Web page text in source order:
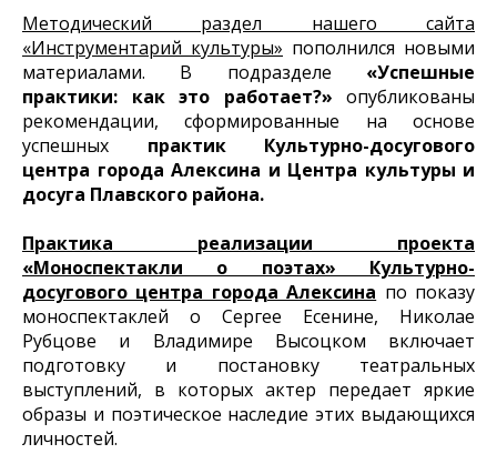
Методический раздел нашего сайта
«Инструментарий культуры» пополнился новыми
материалами. В подразделе «Успешные
практики: как это работает?» опубликованы
рекомендации, сформированные на основе
успешных практик Культурно-досугового
центра города Алексина и Центра культуры и
досуга Плавского района.
Практика реализации
проекта
«Моноспектакли о поэтах» Культурно-
досугового центра города Алексина по показу
моноспектаклей о Сергее Есенине, Николае
Рубцове и Владимире Высоцком включает
подготовку и постановку театральных
выступлений, в которых актер передает яркие
образы и поэтическое наследие этих выдающихся
личностей.